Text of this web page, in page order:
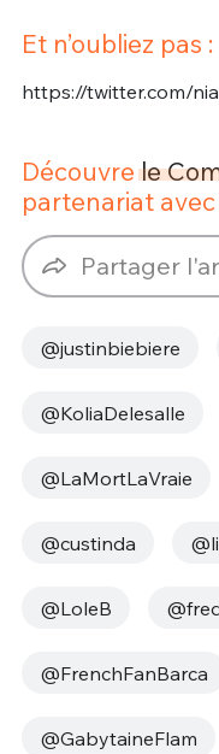
Et n’oubliez pas :
https://twitter.com/
Découvrele
partenariat
Partager
@justinbiebiere
@KoliaDelesalle
@LaMortLaVraie
@custinda
@LoleB
@FrenchFanBarca
@GabytaineFlam